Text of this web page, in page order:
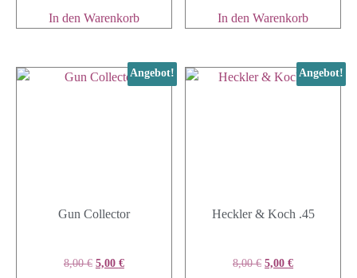
In den Warenkorb In den Warenkorb
Angebot!
Gun Collector
8,00€ 5,00 €
Angebot!
Heckler & Koch .45
8,00€ 5,00€